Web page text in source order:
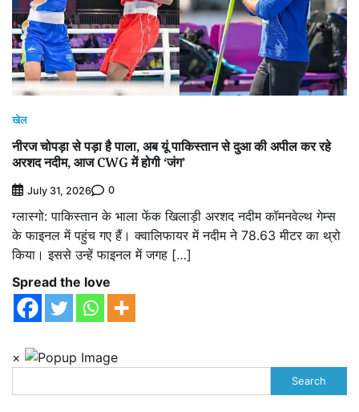
खेल
नीरज चोपड़ा से पड़ा है पाला, अब यूं पाकिस्तान से दुआ की अपील कर रहे
अरशद नदीम, आज CWG में होगी ‘जंग’
July 31, 2026 0
ग्लास्गो: पाकिस्तान के भाला फेंक खिलाड़ी अरशद नदीम कॉमनवेल्थ गेम्स
के फाइनल में पहुंच गए हैं। क्वालिफायर में नदीम ने 78.63 मीटर का थ्रो
किया। इससे उन्हें फाइनल में जगह […]
Spread the love
×
Search